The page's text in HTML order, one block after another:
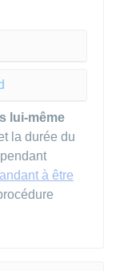
lui-même
la durée du
à être